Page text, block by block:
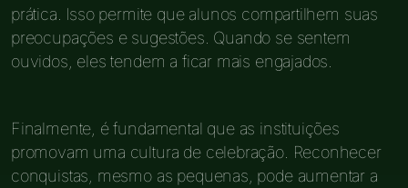
prática. Isso permite que alunos compartilhem suas
preocupações e sugestões. Quando se sentem
ouvidos, eles tendem a ficar mais engajados.
Finalmente, é fundamental que as instituições
promovam uma cultura de celebração. Reconhecer
conquistas, mesmo as pequenas, pode aumentar a